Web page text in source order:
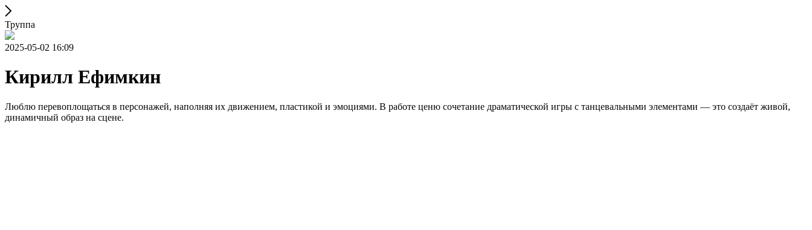
Труппа
2025-05-02 16:09
Кирилл Ефимкин
Люблю перевоплощаться в персонажей, наполняя их движением, пластикой и эмоциями. В работе ценю сочетание драматической игры с танцевальными элементами — это создаёт живой,
динамичный образ на сцене.